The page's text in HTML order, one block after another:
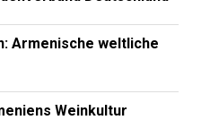
Armenische weltliche
Weinkultur